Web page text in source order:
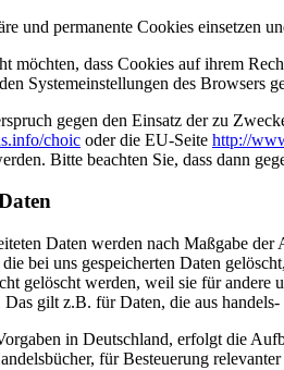
und permanente Cookies einsetzen
möchten, dass Cookies auf ihrem
Systemeinstellungen des Browsers
gegen den Einsatz der zu
choic oder die EU-Seite http://
Bitte beachten Sie, dass dann
Daten werden nach Maßgabe
bei uns gespeicherten Daten
gelöscht werden, weil sie für andere
gilt z.B. für Daten, die aus
in Deutschland, erfolgt die
für Besteuerung